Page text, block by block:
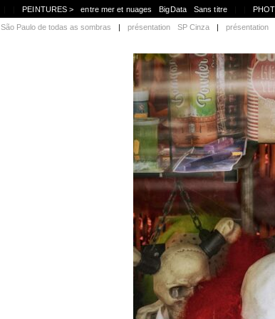
PEINTURES > entre mer et nuages BigData Sans titre
São Paulo de todas as sombras | présentation SP Cinza | présentation